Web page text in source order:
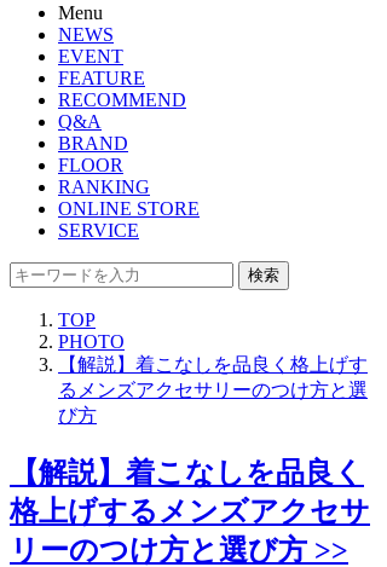
Menu
NEWS
EVENT
FEATURE
RECOMMEND
Q&A
BRAND
FLOOR
RANKING
ONLINE STORE
SERVICE
検索
TOP
PHOTO
【解説】着こなしを品良く格上げす
るメンズアクセサリーのつけ方と選
び方
【解説】着こなしを品良く
格上げするメンズアクセサ
リーのつけ方と選び方 >>